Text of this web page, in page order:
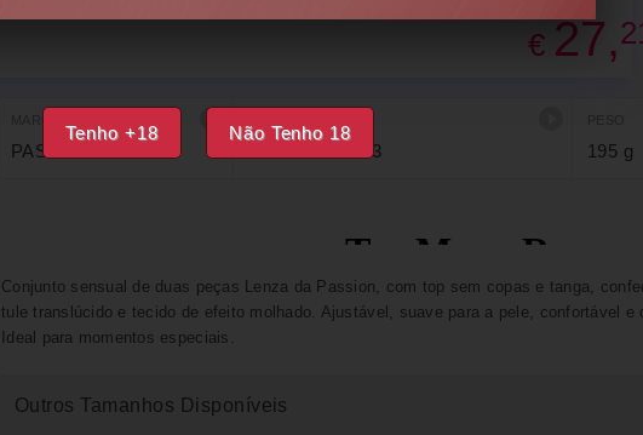
Tenho +18 Não Tenho 18
€ 27,
PASSION 5908305905813 195 g
Conjunto sensual de duas peças Lenza da Passion, com top sem copas e tanga,
tule translúcido e tecido de efeito molhado. Ajustável, suave para a pele, confortável e
Ideal para momentos especiais.
Outros Tamanhos Disponíveis